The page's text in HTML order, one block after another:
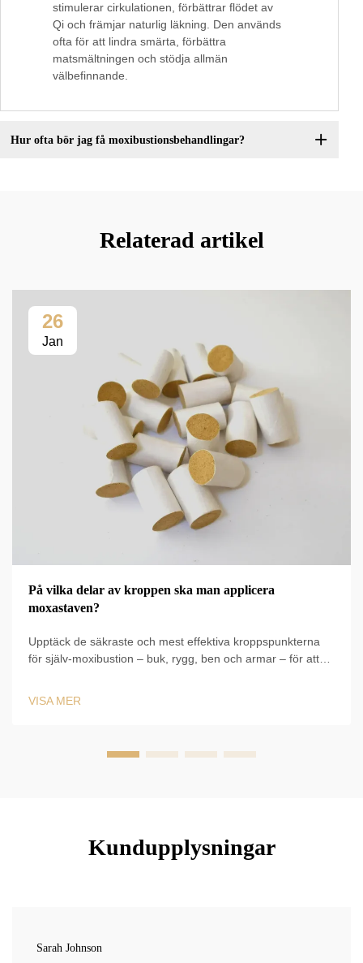
stimulerar cirkulationen, förbättrar flödet av
Qi och främjar naturlig läkning. Den används
ofta för att lindra smärta, förbättra
matsmältningen och stödja allmän
välbefinnande.
Hur ofta bör jag få moxibustionsbehandlingar?
Relaterad artikel
26
Jan
På vilka delar av kroppen ska man applicera
moxastaven?
Upptäck de säkraste och mest effektiva kroppspunkterna
för själv-moxibustion – buk, rygg, ben och armar – för att
VISA MER
Kundupplysningar
Sarah Johnson